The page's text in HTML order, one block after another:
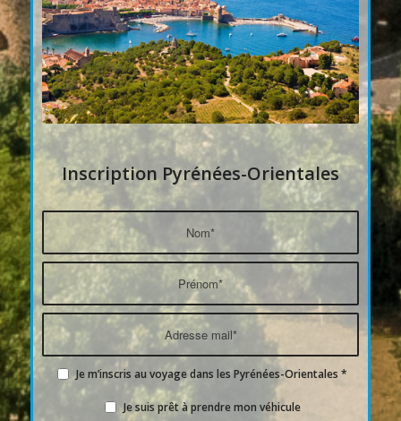
Inscription Pyrénées-Orientales
Je m’inscris au voyage dans les Pyrénées-Orientales *
Je suis prêt à prendre mon véhicule